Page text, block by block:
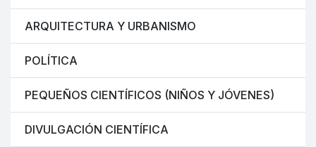
ARQUITECTURA Y URBANISMO
POLÍTICA
PEQUEÑOS CIENTÍFICOS (NIÑOS Y JÓVENES)
DIVULGACIÓN CIENTÍFICA